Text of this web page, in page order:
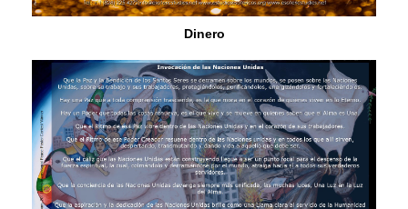
Dinero